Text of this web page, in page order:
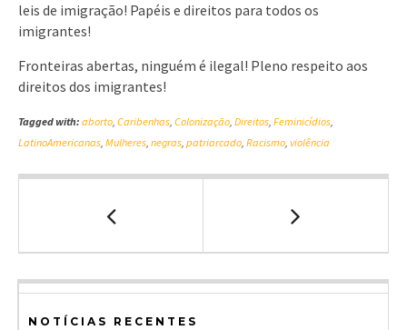
leis de imigração! Papéis e direitos para todos os
imigrantes!
Fronteiras abertas, ninguém é ilegal! Pleno respeito aos
direitos dos imigrantes!
Tagged with: aborto, Caribenhas, Colonização, Direitos, Feminicídios,
LatinoAmericanas, Mulheres, negras, patriarcado, Racismo, violência
NOTÍCIAS RECENTES